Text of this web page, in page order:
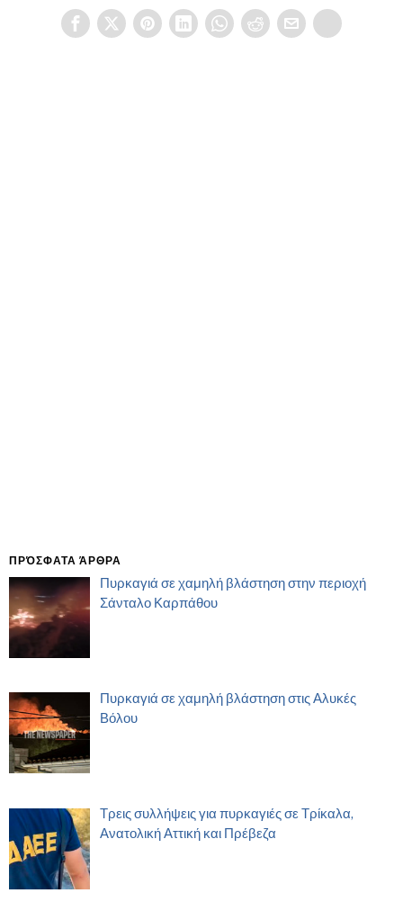
ΠΡΌΣΦΑΤΑ ΆΡΘΡΑ
Πυρκαγιά σε χαμηλή βλάστηση στην περιοχή
Σάνταλο Καρπάθου
Πυρκαγιά σε χαμηλή βλάστηση στις Αλυκές
Βόλου
Τρεις συλλήψεις για πυρκαγιές σε Τρίκαλα,
Ανατολική Αττική και Πρέβεζα